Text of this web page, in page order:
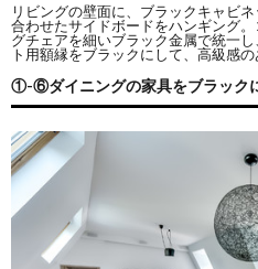
リビングの壁面に、ブラックキャビ
合わせたサイドボードをハンギング
グチェアを細いブラック金属で統一
ト用額縁をブラックにして、高級感
①-⑥ダイニングの家具をブラック